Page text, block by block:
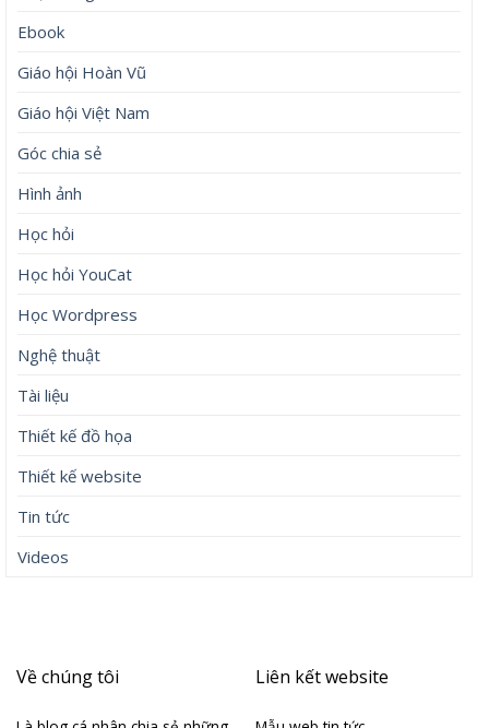
Ebook
Giáo hội Hoàn Vũ
Giáo hội Việt Nam
Góc chia sẻ
Hình ảnh
Học hỏi
Học hỏi YouCat
Học Wordpress
Nghệ thuật
Tài liệu
Thiết kế đồ họa
Thiết kế website
Tin tức
Videos
Về chúng tôi Liên kết website